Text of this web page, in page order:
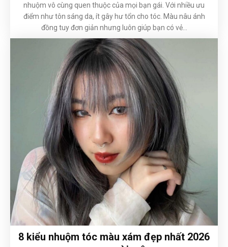
nhuộm vô cùng quen thuộc của mọi bạn gái. Với nhiều ưu
điểm như tôn sáng da, ít gây hư tổn cho tóc. Màu nâu ánh
đồng tuy đơn giản nhưng luôn giúp bạn có vẻ...
8 kiểu nhuộm tóc màu xám đẹp nhất 2026